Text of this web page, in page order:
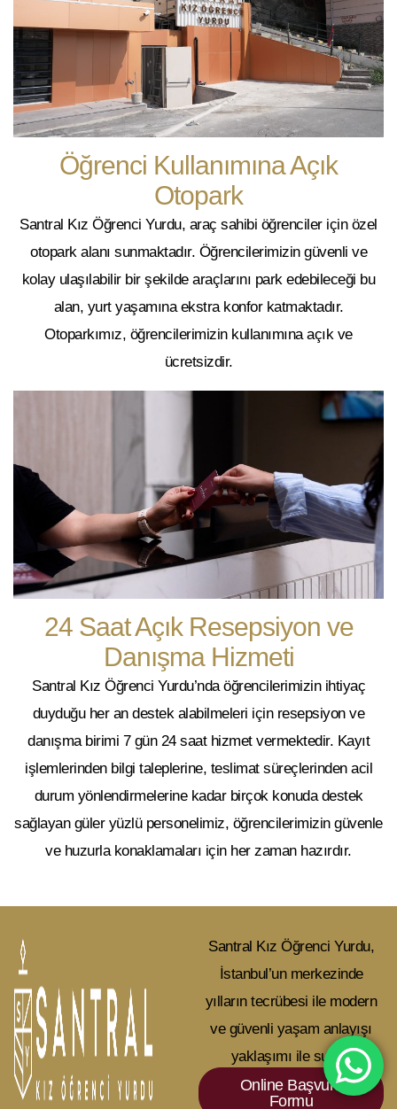
Öğrenci Kullanımına Açık
Otopark
Santral Kız Öğrenci Yurdu, araç sahibi öğrenciler için özel
otopark alanı sunmaktadır. Öğrencilerimizin güvenli ve
kolay ulaşılabilir bir şekilde araçlarını park edebileceği bu
alan, yurt yaşamına ekstra konfor katmaktadır.
Otoparkımız, öğrencilerimizin kullanımına açık ve
ücretsizdir.
24 Saat Açık Resepsiyon ve
Danışma Hizmeti
Santral Kız Öğrenci Yurdu’nda öğrencilerimizin ihtiyaç
duyduğu her an destek alabilmeleri için resepsiyon ve
danışma birimi 7 gün 24 saathizmet vermektedir. Kayıt
işlemlerinden bilgi taleplerine, teslimat süreçlerinden acil
durum yönlendirmelerine kadar birçok konuda destek
sağlayan güler yüzlü personelimiz, öğrencilerimizin güvenle
ve huzurla konaklamaları için her zaman hazırdır.
Santral Kız Öğrenci Yurdu,
İstanbul’un merkezinde
yılların tecrübesi ile modern
ve güvenli yaşam anlayışı
yaklaşımı ile sunar.
Online Başvuru
Formu